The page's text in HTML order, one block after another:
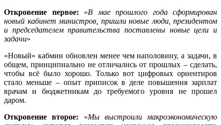
Откровение первое: «В мае прошлого года сформирован
новый кабинет министров, пришли новые люди, президентом
и председателем правительства поставлены новые цели и
задачи»
«Новый» кабмин обновлен менее чем наполовину, а задачи, в
общем, принципиально не отличались от прошлых – сделать,
чтобы всё было хорошо. Только вот цифровых ориентиров
стало меньше – опыт приписок в деле повышения зарплат
врачам и бюджетникам до требуемого уровня не прошел
даром.
Откровение второе: «Мы выстроили макроэкономическую